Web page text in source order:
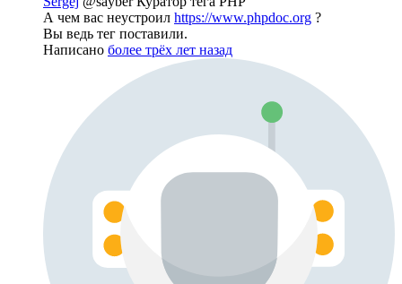
А чем вас неустроил https://www.phpdoc.org ?
Вы ведь тег поставили.
Написано более трёх лет назад